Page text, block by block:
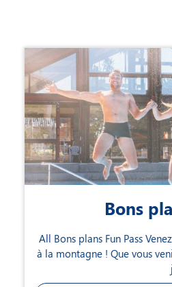
Bons
All Bons plans Fun Pass
à la montagne ! Que vous